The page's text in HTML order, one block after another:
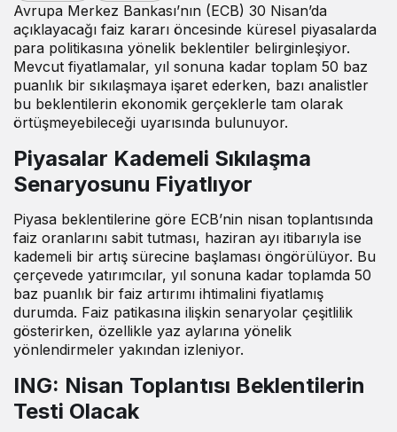
Avrupa Merkez Bankası’nın (ECB) 30 Nisan’da
açıklayacağı faiz kararı öncesinde küresel piyasalarda
para politikasına yönelik beklentiler belirginleşiyor.
Mevcut fiyatlamalar, yıl sonuna kadar toplam 50 baz
puanlık bir sıkılaşmaya işaret ederken, bazı analistler
bu beklentilerin ekonomik gerçeklerle tam olarak
örtüşmeyebileceği uyarısında bulunuyor.
Piyasalar Kademeli Sıkılaşma
Senaryosunu Fiyatlıyor
Piyasa beklentilerine göre ECB’nin nisan toplantısında
faiz oranlarını sabit tutması, haziran ayı itibarıyla ise
kademeli bir artış sürecine başlaması öngörülüyor. Bu
çerçevede yatırımcılar, yıl sonuna kadar toplamda 50
baz puanlık bir faiz artırımı ihtimalini fiyatlamış
durumda. Faiz patikasına ilişkin senaryolar çeşitlilik
gösterirken, özellikle yaz aylarına yönelik
yönlendirmeler yakından izleniyor.
ING: Nisan Toplantısı Beklentilerin
Testi Olacak